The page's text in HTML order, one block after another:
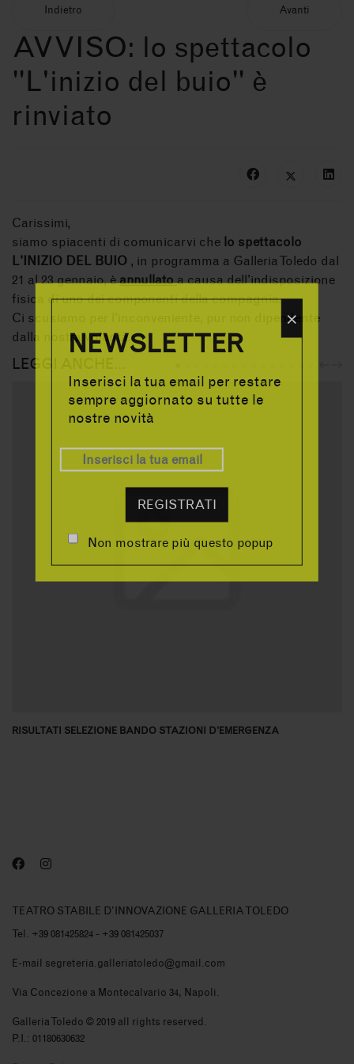
NEWSLETTER
Inserisci la tua email per restare
sempre aggiornato su tutte le
nostre novità
REGISTRATI
Non mostrare più questo popup
×
Indietro Avanti
AVVISO: lo spettacolo
"L'inizio del buio" è
rinviato
Carissimi,
siamo spiacenti di comunicarvi che lo spettacolo
L'INIZIO DEL BUIO , in programma a Galleria Toledo dal
21 al 23 gennaio, èannullatoa causa dell'indisposizione
fisica di uno dei componenti della compagnia.
Ci scusiamo per l'inconveniente, pur non dipendente
dalla nostra volontà.
LEGGI ANCHE...
RISULTATI SELEZIONE BANDO STAZIONI D'EMERGENZA
TEATRO STABILE D'INNOVAZIONE GALLERIA TOLEDO
Tel. +39 081425824 - +39 081425037
E-mail segreteria.galleriatoledo@gmail.com
Via Concezione a Montecalvario 34, Napoli.
Galleria Toledo © 2019 all rights reserved.
P.I.: 01180630632